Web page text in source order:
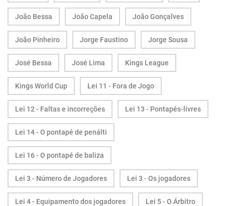
João Bessa João Capela João Gonçalves
João Pinheiro Jorge Faustino Jorge Sousa
José Bessa José Lima Kings League
Kings World Cup Lei 11 - Fora de Jogo
Lei 12 - Faltas e incorreções Lei 13 - Pontapés-livres
Lei 14 - O pontapé de penálti
Lei 16 - O pontapé de baliza
Lei 3 - Número de Jogadores Lei 3 - Os jogadores
Lei 4 - Equipamento dos jogadores Lei 5 - O Árbitro